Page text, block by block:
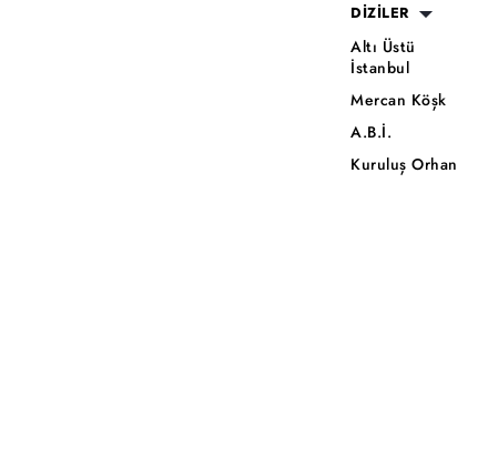
DİZİLER
Altı Üstü
İstanbul
Mercan Köşk
A.B.İ.
Kuruluş Orhan